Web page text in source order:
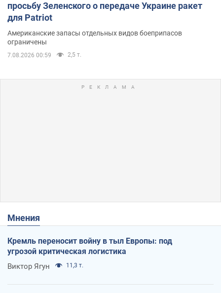
просьбу Зеленского о передаче Украине ракет
для Patriot
Американские запасы отдельных видов боеприпасов
ограничены
7.08.2026 00:59 2,5 т.
Мнения
Кремль переносит войну в тыл Европы: под
угрозой критическая логистика
Виктор Ягун 11,3 т.